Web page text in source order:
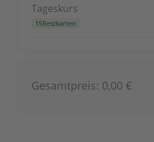
Tageskurs
15Restkarten
Gesamtpreis: 0,00 €